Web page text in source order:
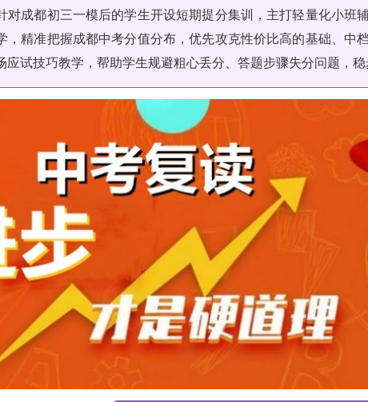
对成都初三一模后的学生开设短期提分集训，主打轻量化小班
，精准把握成都中考分值分布，优先攻克性价比高的基础、中
应试技巧教学，帮助学生规避粗心丢分、答题步骤失分问题，稳